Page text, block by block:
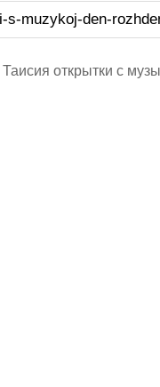
s-muzykoj-den-
Таисия открытки с